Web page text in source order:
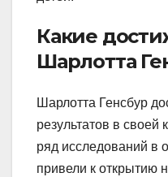
Какие
Шарлотта
Шарлотта Генсбур
результатов в
ряд исследований в
привели к открытию